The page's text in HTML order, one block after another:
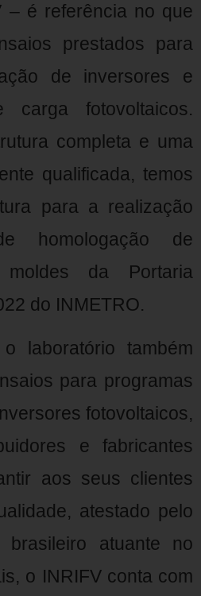
– é referência no que
prestados para
de inversores e
carga fotovoltaicos.
completa e uma
qualificada, temos
para a realização
homologação de
da Portaria
do INMETRO.
laboratório também
para programas
fotovoltaicos,
e fabricantes
aos seus clientes
atestado pelo
brasileiro atuante no
o INRIFV conta com